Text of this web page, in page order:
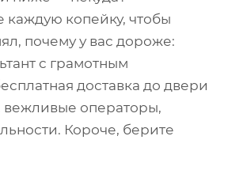
каждую копейку, чтобы
почему у вас дороже:
с грамотным
доставка до двери
вежливые операторы,
Короче, берите